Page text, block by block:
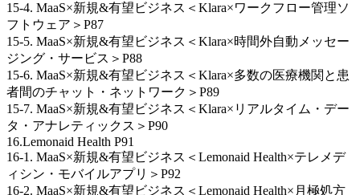
15-4. MaaS×新規&有望ビジネス＜Klara×ワークフロー管理ソ
フトウェア＞P87
15-5. MaaS×新規&有望ビジネス＜Klara×時間外自動メッセー
ジング・サービス＞P88
15-6. MaaS×新規&有望ビジネス＜Klara×多数の医療機関と患
者間のチャット・ネットワーク＞P89
15-7. MaaS×新規&有望ビジネス＜Klara×リアルタイム・デー
タ・アナレティックス＞P90
16.Lemonaid Health P91
16-1. MaaS×新規&有望ビジネス＜Lemonaid Health×テレメデ
ィシン・モバイルアプリ＞P92
16-2. MaaS×新規&有望ビジネス＜Lemonaid Health×月極処方